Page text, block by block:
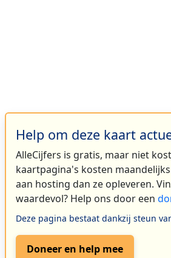
Help om deze kaart
AlleCijfers is gratis, maar niet
kaartpagina's kosten
aan hosting dan ze opleveren.
waardevol? Help ons door een
Deze pagina bestaat dankzij steun
Doneer en help mee